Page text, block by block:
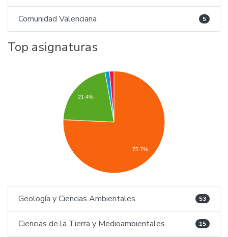
Comunidad Valenciana 5
Top asignaturas
21.4%
75.7%
Geología y Ciencias Ambientales 53
Ciencias de la Tierra y Medioambientales 15